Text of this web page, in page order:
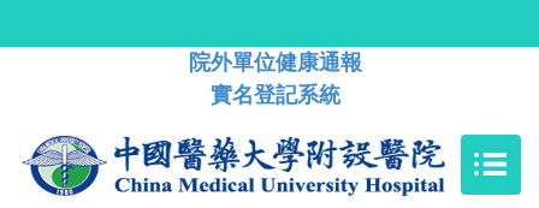
院外單位健康通報
實名登記系統